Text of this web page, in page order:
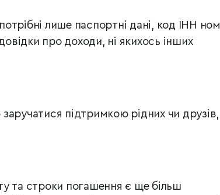
лише паспортні дані, код ІНН
про доходи, ні якихось інших
підтримкою рідних чи друзів,
та строки погашення є ще більш